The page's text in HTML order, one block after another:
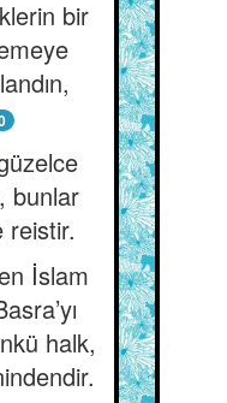
bir
bunlar
reistir.
İslam
halk,